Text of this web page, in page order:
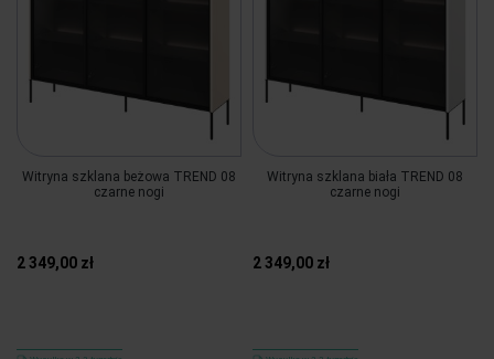
Witryna szklana beżowa TREND 08
czarne nogi
2 349,00 zł
Witryna szklana biała TREND 08
czarne nogi
2 349,00 zł